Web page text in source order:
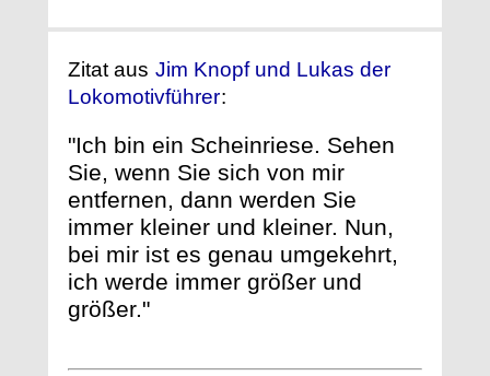
Zitat aus Jim Knopf und Lukas der
Lokomotivführer:
"Ich bin ein Scheinriese. Sehen
Sie, wenn Sie sich von mir
entfernen, dann werden Sie
immer kleiner und kleiner. Nun,
bei mir ist es genau umgekehrt,
ich werde immer größer und
größer."